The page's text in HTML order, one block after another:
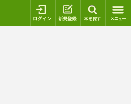
ログイン 新規登録